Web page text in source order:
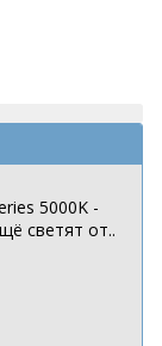
5000K -
светят от..